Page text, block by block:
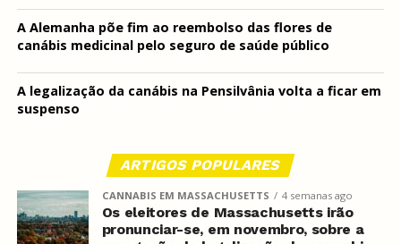
A Alemanha põe fim ao reembolso das flores de
canábis medicinal pelo seguro de saúde público
A legalização da canábis na Pensilvânia volta a ficar em
suspenso
ARTIGOS POPULARES
CANNABIS EM MASSACHUSETTS 4 semanas ago
Os eleitores de Massachusetts irão
pronunciar-se, em novembro, sobre a